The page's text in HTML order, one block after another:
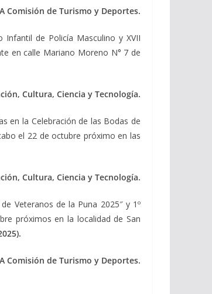
A Comisión de Turismo y Deportes.
Infantil de Policía Masculino y XVII
en calle Mariano Moreno N° 7 de
Cultura, Ciencia y Tecnología.
en la Celebración de las Bodas de
el 22 de octubre próximo en las
Cultura, Ciencia y Tecnología.
Veteranos de la Puna 2025″ y 1º
próximos en la localidad de San
A Comisión de Turismo y Deportes.